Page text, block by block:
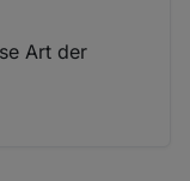
Art der